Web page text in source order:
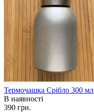
Термочашка Срібло 300 мл
В наявності
390 грн.